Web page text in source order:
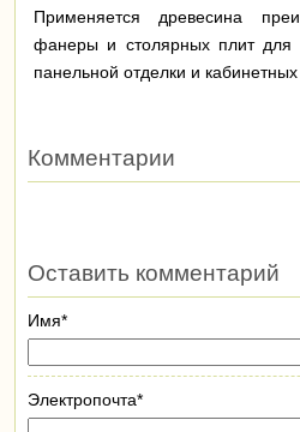
Применяется древесина
фанеры и столярных плит
панельной отделки и кабинетных
Комментарии
Оставить комментарий
Имя*
Электропочта*